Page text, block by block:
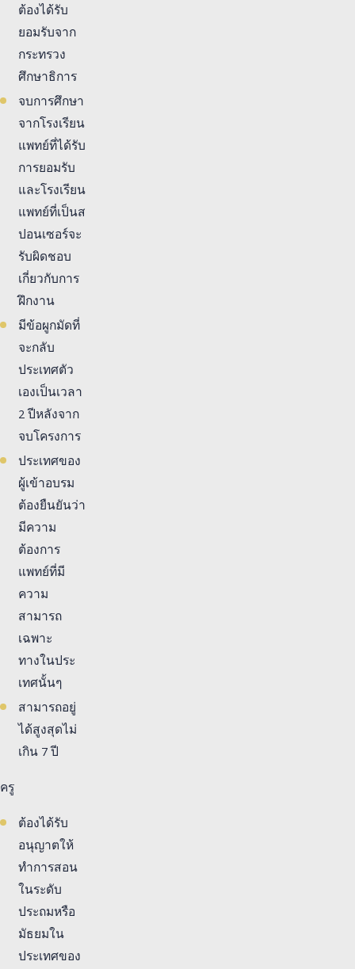
ต้องได้รับ
ยอมรับจาก
กระทรวง
ศึกษาธิการ
จบการศึกษา
จากโรงเรียน
แพทย์ที่ได้รับ
การยอมรับ
และโรงเรียน
แพทย์ที่เป็นส
ปอนเซอร์จะ
รับผิดชอบ
เกี่ยวกับการ
ฝึกงาน
มีข้อผูกมัดที่
จะกลับ
ประเทศตัว
เองเป็นเวลา
2 ปีหลังจาก
จบโครงการ
ประเทศของ
ผู้เข้าอบรม
ต้องยืนยันว่า
มีความ
ต้องการ
แพทย์ที่มี
ความ
สามารถ
เฉพาะ
ทางในประ
เทศนั้นๆ
สามารถอยู่
ได้สูงสุดไม่
เกิน 7 ปี
ครู
ต้องได้รับ
อนุญาตให้
ทำการสอน
ในระดับ
ประถมหรือ
มัธยมใน
ประเทศของ